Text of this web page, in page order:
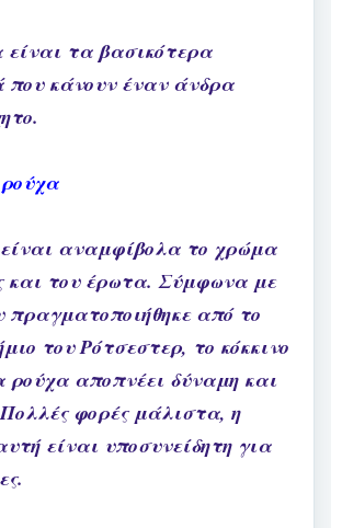
είναι τα βασικότερα
που κάνουν έναν άνδρα
είναι αναμφίβολα το χρώμα
και του έρωτα. Σύμφωνα με
πραγματοποιήθηκε από το
του Ρότσεστερ, το κόκκινο
αποπνέει δύναμη και
φορές μάλιστα, η
είναι υποσυνείδητη για